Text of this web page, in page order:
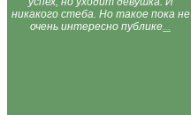
никакого стеба. Но такое пока не
очень интересно публике...